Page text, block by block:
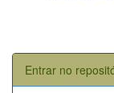
Entrar no